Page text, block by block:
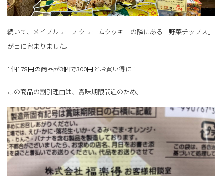
続いて、メイプルリーフ クリームクッキーの隣にある「野菜チップス」
が目に留まりました。
1個178円の商品が3個で300円とお買い得に！
この商品の割引理由は、賞味期限間近のため。